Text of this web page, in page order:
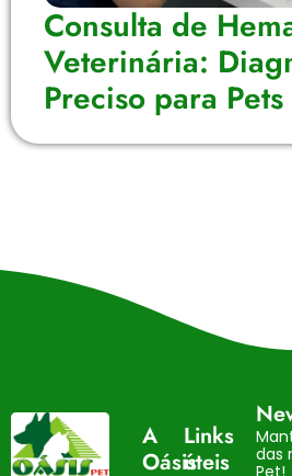
Consulta de
Veterinária:
Preciso para Pets
A
Oásis
Links
úteis
das